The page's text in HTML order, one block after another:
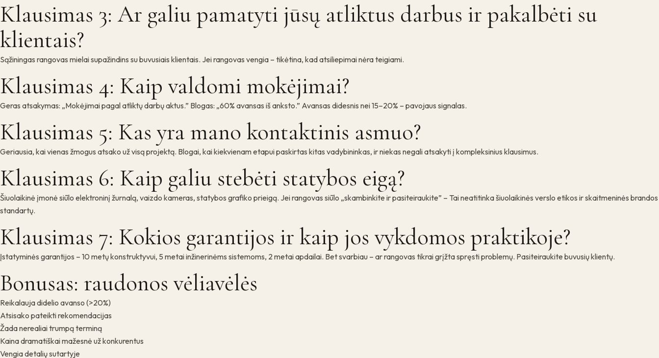
Klausimas 3: Ar galiu pamatyti jūsų atliktus darbus ir pakalbėti su
klientais?
Sąžiningas rangovas mielai supažindins su buvusiais klientais. Jei rangovas vengia – tikėtina, kad atsiliepimai nėra teigiami.
Klausimas 4: Kaip valdomi mokėjimai?
Geras atsakymas: „Mokėjimai pagal atliktų darbų aktus.” Blogas: „60% avansas iš anksto.” Avansas didesnis nei 15–20% – pavojaus signalas.
Klausimas 5: Kas yra mano kontaktinis asmuo?
Geriausia, kai vienas žmogus atsako už visą projektą. Blogai, kai kiekvienam etapui paskirtas kitas vadybininkas, ir niekas negali atsakyti į kompleksinius klausimus.
Klausimas 6: Kaip galiu stebėti statybos eigą?
Šiuolaikinė įmonė siūlo elektroninį žurnalą, vaizdo kameras, statybos grafiko prieigą. Jei rangovas siūlo „skambinkite ir pasiteiraukite” – Tai neatitinka šiuolaikinės verslo etikos ir skaitmeninės brandos
standartų.
Klausimas 7: Kokios garantijos ir kaip jos vykdomos praktikoje?
Įstatyminės garantijos – 10 metų konstruktyvui, 5 metai inžinerinėms sistemoms, 2 metai apdailai. Bet svarbiau – ar rangovas tikrai grįžta spręsti problemų. Pasiteiraukite buvusių klientų.
Bonusas: raudonos vėliavėlės
Reikalauja didelio avanso (>20%)
Atsisako pateikti rekomendacijas
Žada nerealiai trumpą terminą
Kaina dramatiškai mažesnė už konkurentus
Vengia detalių sutartyje